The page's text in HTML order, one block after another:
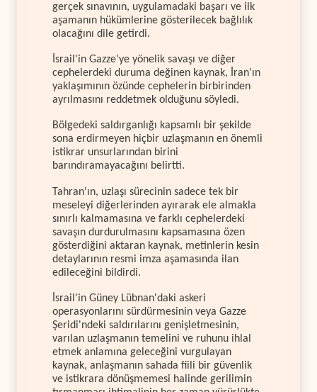
gerçek sınavının, uygulamadaki başarı ve ilk
aşamanın hükümlerine gösterilecek bağlılık
olacağını dile getirdi.
İsrail'in Gazze'ye yönelik savaşı ve diğer
cephelerdeki duruma değinen kaynak, İran'ın
yaklaşımının özünde cephelerin birbirinden
ayrılmasını reddetmek olduğunu söyledi.
Bölgedeki saldırganlığı kapsamlı bir şekilde
sona erdirmeyen hiçbir uzlaşmanın en önemli
istikrar unsurlarından birini
barındıramayacağını belirtti.
Tahran'ın, uzlaşı sürecinin sadece tek bir
meseleyi diğerlerinden ayırarak ele almakla
sınırlı kalmamasına ve farklı cephelerdeki
savaşın durdurulmasını kapsamasına özen
gösterdiğini aktaran kaynak, metinlerin kesin
detaylarının resmi imza aşamasında ilan
edileceğini bildirdi.
İsrail'in Güney Lübnan'daki askeri
operasyonlarını sürdürmesinin veya Gazze
Şeridi'ndeki saldırılarını genişletmesinin,
varılan uzlaşmanın temelini ve ruhunu ihlal
etmek anlamına geleceğini vurgulayan
kaynak, anlaşmanın sahada fiili bir güvenlik
ve istikrara dönüşmemesi halinde gerilimin